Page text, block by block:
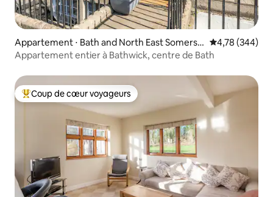
Appartement ⋅ Bath and North East Somerse
t
Évaluation
4,78 (344)
Appartement entier à Bathwick, centre de Bath
Coups de cœur voyageurs les plus appréciés
Coup de cœur voyageurs